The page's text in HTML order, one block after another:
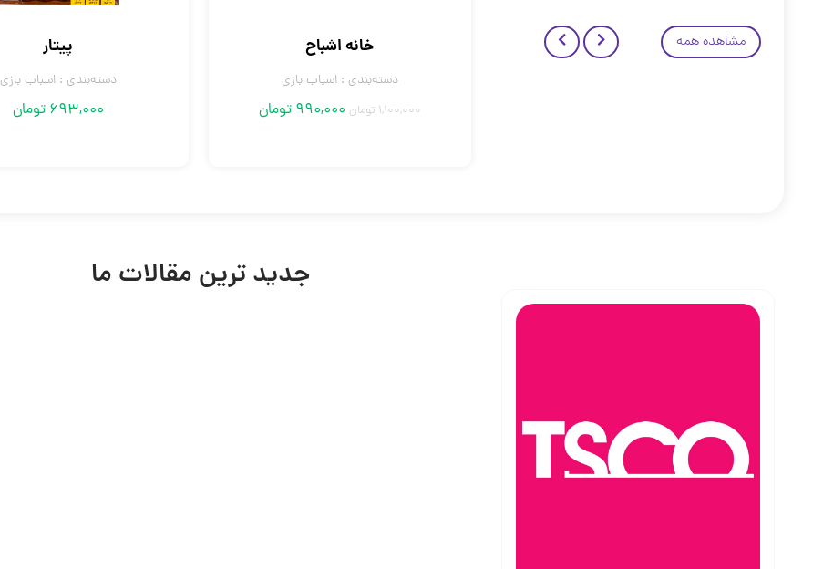
مشاهده همهآزمایشگر کوچک 60 آزمایش خانه اشباح
دسته‌بندی : اسباب بازی
1,100,000 تومان 990,000 تومان
پیتار
دسته‌بندی : اسباب بازی
693,000 تومان
جدید ترین مقالات ما